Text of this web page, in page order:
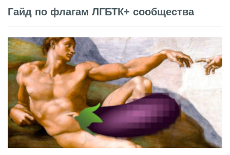
Гайд по флагам ЛГБТК+ сообщества